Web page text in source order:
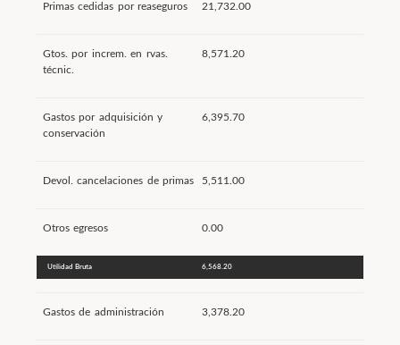
Primas cedidas por reaseguros 21,732.00
Gtos. por increm. en rvas.
técnic.
8,571.20
Gastos por adquisición y
conservación
6,395.70
Devol. cancelaciones de primas 5,511.00
Otros egresos 0.00
Utilidad Bruta 6,568.20
Gastos de administración 3,378.20